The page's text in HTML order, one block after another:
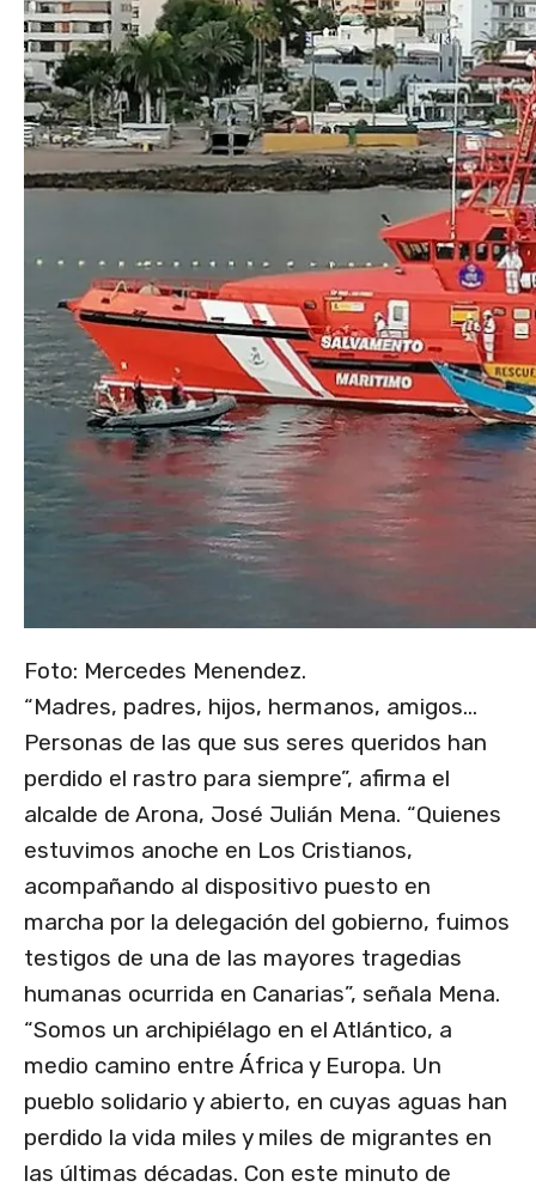
Foto: Mercedes Menendez.
“Madres, padres, hijos, hermanos, amigos…
Personas de las que sus seres queridos han
perdido el rastro para siempre”, afirma el
alcalde de Arona, José Julián Mena. “Quienes
estuvimos anoche en Los Cristianos,
acompañando al dispositivo puesto en
marcha por la delegación del gobierno, fuimos
testigos de una de las mayores tragedias
humanas ocurrida en Canarias”, señala Mena.
“Somos un archipiélago en el Atlántico, a
medio camino entre África y Europa. Un
pueblo solidario y abierto, en cuyas aguas han
perdido la vida miles y miles de migrantes en
las últimas décadas. Con este minuto de